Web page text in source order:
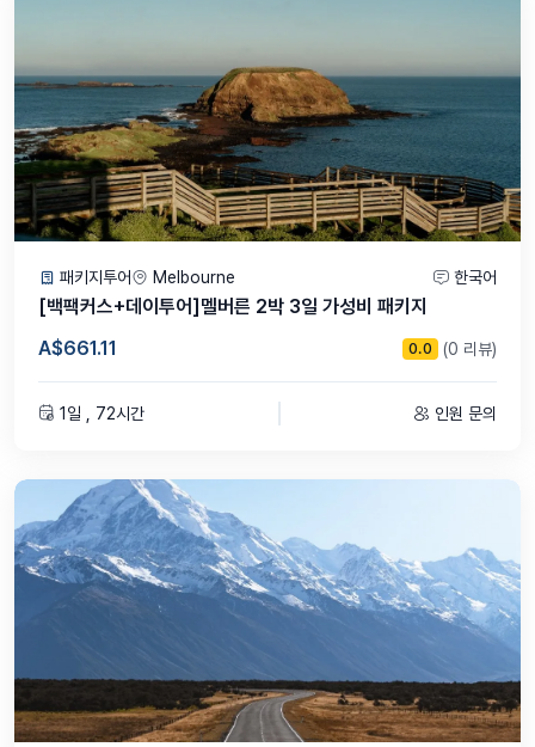
패키지투어 Melbourne 한국어
[백팩커스+데이투어]멜버른 2박 3일 가성비 패키지
A$661.11
0.0 (0 리뷰)
1일 , 72시간 인원 문의